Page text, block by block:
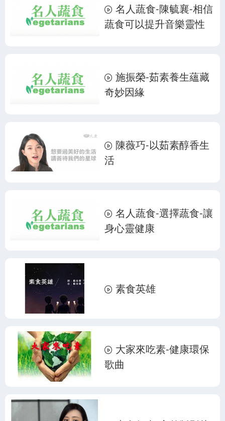
名人蔬食-陳毓襄-相信
蔬食可以提升音樂靈性
施振榮-茹素養生蘊藏
奇妙因緣
陳薇巧-以茹素醇香生
活
名人蔬食-選擇蔬食-讓
身心靈健康
素食英雄
大家來吃素-健康環保
歌曲